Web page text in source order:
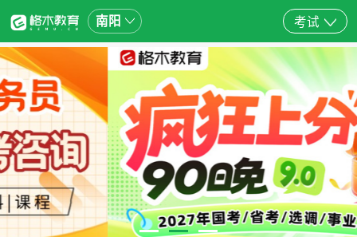
南阳 考试